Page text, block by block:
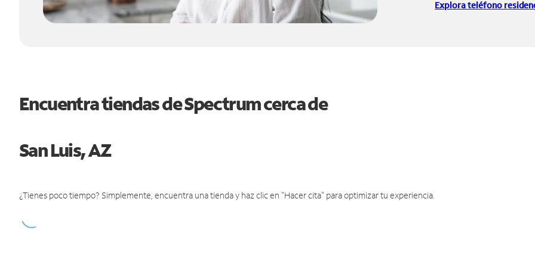
Explora teléfono
Encuentra tiendas de Spectrum cerca de
San Luis, AZ
¿Tienes poco tiempo? Simplemente, encuentra una tienda y haz clic en "Hacer cita" para optimizar tu experiencia.